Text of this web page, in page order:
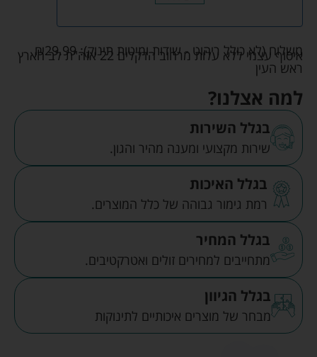
משלוח (לא כולל ריהוט - שידות ומיטות תינוק): ₪29.99
איסוף עצמי ללא עלות מרחוב הדקלים 22 אזה"ת לב הארץ
ראש העין
למה אצלנו?
בגלל השירות
שירות מקצועי ומענה מהיר והגון.
בגלל האיכות
רמת גימור גבוהה של כלל המוצרים.
בגלל המחיר
מתחייבים למחירים זולים ואטרקטיבים.
בגלל הגיוון
מבחר של מוצרים איכותיים לתינוקות